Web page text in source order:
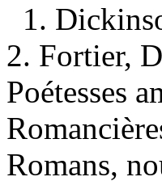
1.
2. Fortier,
Poétesses
Romans,